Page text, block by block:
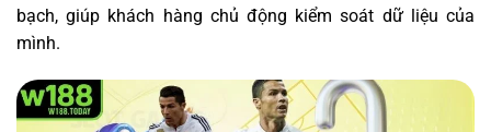
bạch, giúp khách hàng chủ động kiểm soát dữ liệu của
mình.